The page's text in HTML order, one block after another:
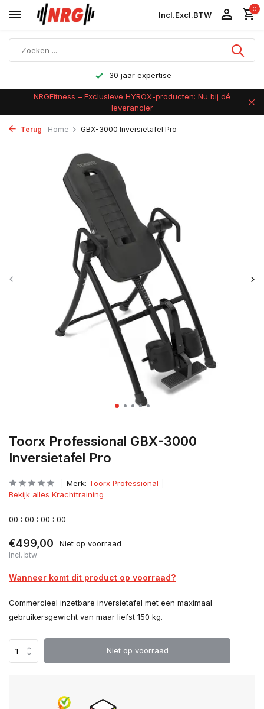
Incl.Excl.BTW
0
30 jaar expertise
NRGFitness – Exclusieve HYROX-producten: Nu bij dé
leverancier
Terug Home GBX-3000 Inversietafel Pro
Toorx Professional GBX-3000
Inversietafel Pro
Merk: Toorx Professional
Bekijk alles Krachttraining
00 : 00 : 00 : 00
€499,00 Niet op voorraad
Incl. btw
Wanneer komt dit product op voorraad?
Commercieel inzetbare inversietafel met een maximaal
gebruikersgewicht van maar liefst 150 kg.
Niet op voorraad